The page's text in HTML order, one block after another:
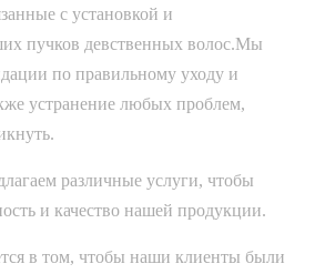
с установкой и
пучков девственных волос.Мы
по правильному уходу и
устранение любых проблем,
различные услуги, чтобы
и качество нашей продукции.
в том, чтобы наши клиенты были